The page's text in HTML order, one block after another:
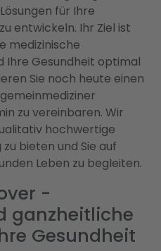
für Ihre
entwickeln. Ihr Ziel ist
medizinische
Ihre Gesundheit optimal
Sie noch heute einen
zu vereinbaren. Wir
hochwertige
bieten und Sie auf
Leben zu begleiten.
-
ganzheitliche
Gesundheit